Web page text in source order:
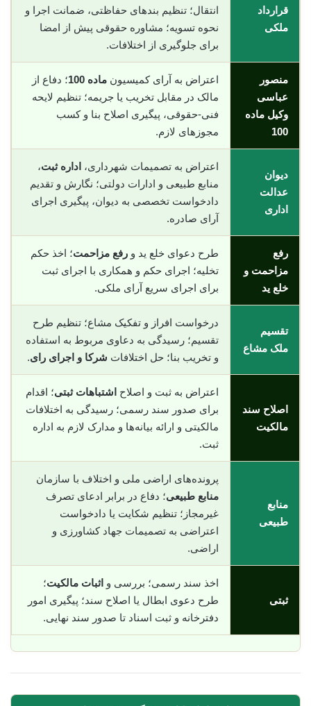
قرارداد
ملکی
انتقال؛ تنظیم بندهای حفاظتی، ضمانت اجرا و
نحوه تسویه؛ مشاوره حقوقی پیش از امضا
برای جلوگیری از اختلافات.
منصور
عباسی
وکیل ماده
100
اعتراض به آرای کمیسیون ماده 100
؛ دفاع از
مالک در مقابل تخریب یا جریمه؛ تنظیم لایحه
فنی-حقوقی، پیگیری اصلاح بنا و کسب
مجوزهای لازم.
دیوان
عدالت
اداری
اعتراض به تصمیمات شهرداری، اداره ثبت،
منابع طبیعی و ادارات دولتی؛ نگارش و تقدیم
دادخواست تخصصی به دیوان، پیگیری اجرای
آرای صادره.
رفع
مزاحمت و
خلع ید
طرح دعوای خلع ید و رفع مزاحمت؛ اخذ حکم
تخلیه؛ اجرای حکم و همکاری با اجرای ثبت
برای اجرای سریع آرای ملکی.
تقسیم
ملک مشاع
درخواست افراز و تفکیک مشاع؛ تنظیم طرح
تقسیم؛ رسیدگی به دعاوی مربوط به استفاده
و تخریب بنا؛ حل اختلافات شرکا و اجرای رای.
اصلاح سند
مالکیت
اعتراض به ثبت و اصلاح اشتباهات ثبتی؛ اقدام
برای صدور سند رسمی؛ رسیدگی به اختلافات
مالکیتی و ارائه بیانه‌ها و مدارک لازم به اداره
ثبت.
منابع
طبیعی
پرونده‌های اراضی ملی و اختلاف با سازمان
منابع طبیعی؛ دفاع در برابر ادعای تصرف
غیرمجاز؛ تنظیم شکایت یا دادخواست
اعتراضی به تصمیمات جهاد کشاورزی و
اراضی.
ثبتی
اخذ سند رسمی؛ بررسی و اثبات مالکیت؛
طرح دعوی ابطال یا اصلاح سند؛ پیگیری امور
دفترخانه و ثبت اسناد تا صدور سند نهایی.